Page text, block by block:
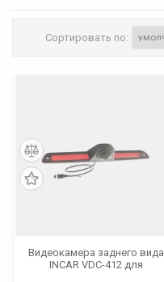
Сортировать по:
Видеокамера заднего вида
INCAR VDC-412 для